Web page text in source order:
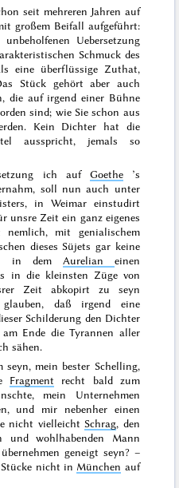
seit mehreren Jahren auf
großem Beifall aufgeführt:
Uebersetzung
Schmuck des
eine überflüssige Zuthat,
Stück gehört aber auch
die auf irgend einer Bühne
sind; wie Sie schon aus
Kein Dichter hat die
ausspricht, jemals so
ich auf Goethe’s
soll nun auch unter
in Weimar einstudirt
unsre Zeit ein ganz eigenes
nemlich, mit genialischem
dieses Süjets gar keine
in dem Aurelian einen
in die kleinsten Züge von
Zeit abkopirt zu seyn
daß irgend eine
Schilderung den Dichter
Ende die Tyrannen aller
sähen.
seyn, mein bester Schelling,
Fragment recht bald zum
mein Unternehmen
und mir nebenher einen
nicht vielleicht Schrag, den
wohlhabenden Mann
geneigt seyn? –
nicht in München auf